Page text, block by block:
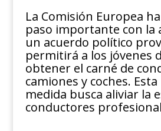
La Comisión Europea
paso importante con la
un acuerdo político
permitirá a los jóvenes
obtener el carné de
camiones y coches.
medida busca aliviar la
conductores